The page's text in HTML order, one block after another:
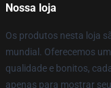
Nossa loja
Os produtos nesta loja
mundial. Oferecemos
qualidade e bonitos,
apenas para mostrar